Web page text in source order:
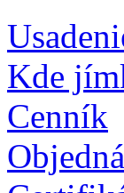
Kde
Cenník